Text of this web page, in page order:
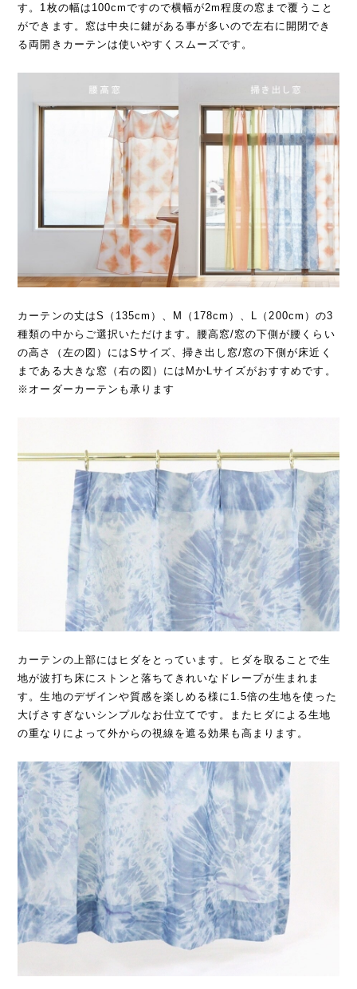
す。1枚の幅は100cmですので横幅が2m程度の窓まで覆うこと
ができます。窓は中央に鍵がある事が多いので左右に開閉でき
る両開きカーテンは使いやすくスムーズです。
カーテンの丈はS（135cm）、M（178cm）、L（200cm）の3
種類の中からご選択いただけます。腰高窓/窓の下側が腰くらい
の高さ（左の図）にはSサイズ、掃き出し窓/窓の下側が床近く
まである大きな窓（右の図）にはMかLサイズがおすすめです。
※オーダーカーテンも承ります
カーテンの上部にはヒダをとっています。ヒダを取ることで生
地が波打ち床にストンと落ちてきれいなドレープが生まれま
す。生地のデザインや質感を楽しめる様に1.5倍の生地を使った
大げさすぎないシンプルなお仕立てです。またヒダによる生地
の重なりによって外からの視線を遮る効果も高まります。